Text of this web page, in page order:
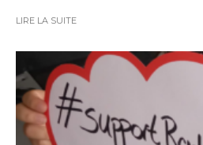
LIRE LA SUITE